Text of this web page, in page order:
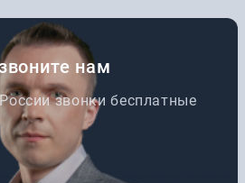
нам
звонки бесплатные